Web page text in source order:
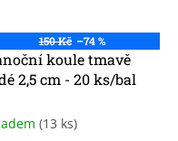
150 Kč –74 %
koule tmavě
2,5 cm - 20 ks/bal
(13 ks)